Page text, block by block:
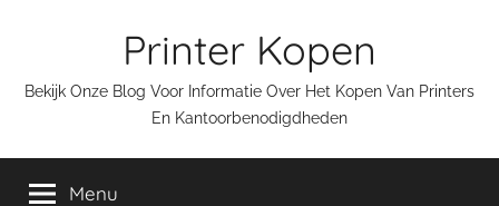
inhoud
Printer Kopen
Bekijk Onze Blog Voor Informatie Over Het Kopen Van Printers
En Kantoorbenodigdheden
Menu